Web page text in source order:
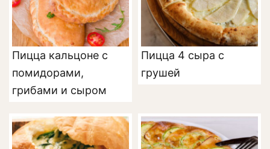
Пицца кальцоне с
помидорами,
грибами и сыром
Пицца 4 сыра с
грушей